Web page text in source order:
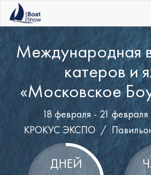
Международная
катеров и
«Московское
18 февраля - 21
КРОКУС ЭКСПО /
ДНЕЙ